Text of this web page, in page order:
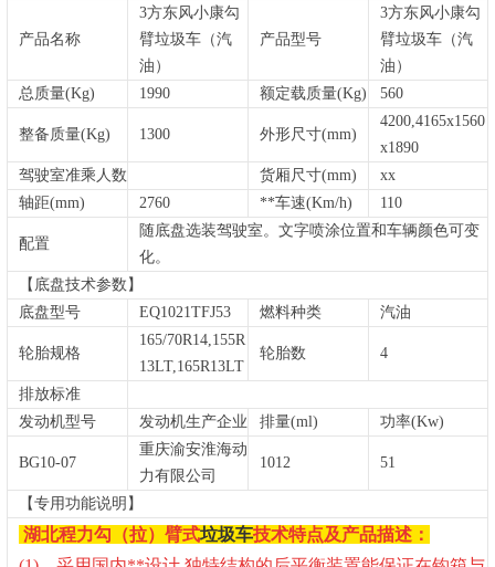
产品名称
3方东风小康勾
臂垃圾车（汽
油）
产品型号
3方东风小康勾
臂垃圾车（汽
油）
总质量(Kg)
1990 额定载质量(Kg) 560
整备质量(Kg) 1300 外形尺寸(mm)
4200,4165x1560
x1890
驾驶室准乘人数
货厢尺寸(mm)
xx
轴距(mm)
2760 **车速(Km/h) 110
配置
随底盘选装驾驶室。文字喷涂位置和车辆颜色可变
化。
【底盘技术参数】
底盘型号
EQ1021TFJ53 燃料种类 汽油
轮胎规格
165/70R14,155R
13LT,165R13LT
轮胎数 4
排放标准
发动机型号
发动机生产企业 排量(ml) 功率(Kw)
BG10-07
重庆渝安淮海动
力有限公司
1012 51
【专用功能说明】
湖北程力勾（拉）臂式垃圾车技术特点及产品描述：